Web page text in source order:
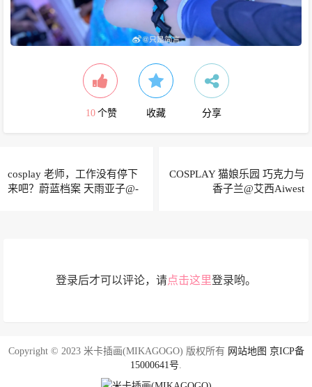
10 个赞 收藏 分享
cosplay 老师，工作没有停下
来吧？蔚蓝档案 天雨亚子@-
COSPLAY 猫娘乐园 巧克力与
香子兰@艾西Aiwest
登录后才可以评论，请点击这里登录哟。
Copyright © 2023 米卡插画(MIKAGOGO) 版权所有 网站地图 京ICP备
15000641号.